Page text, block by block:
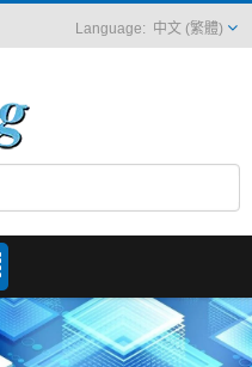
中文 (繁體)